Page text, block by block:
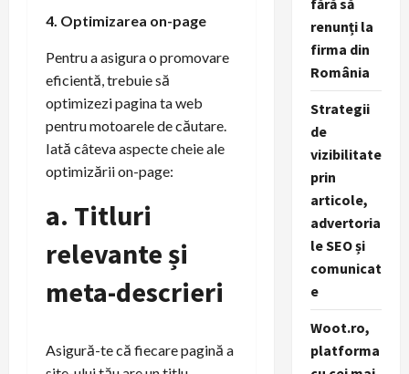
4. Optimizarea on-page
Pentru a asigura o promovare
eficientă, trebuie să
optimizezi pagina ta web
pentru motoarele de căutare.
Iată câteva aspecte cheie ale
optimizării on-page:
a. Titluri
relevante și
meta-descrieri
Asigură-te că fiecare pagină a
fără să
renunți la
firma din
România
Strategii
de
vizibilitate
prin
articole,
advertoria
le SEO și
comunicat
e
Woot.ro,
platforma